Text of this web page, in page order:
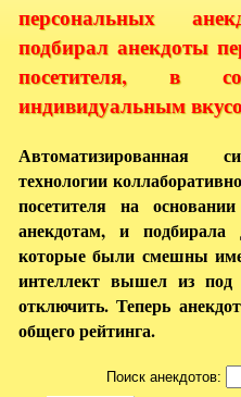
персональных
подбирал анекдоты
посетителя, в
индивидуальным
Автоматизированная
технологии
посетителя на
анекдотам, и
которые были смешны
интеллект вышел из
отключить. Теперь
общего рейтинга.
Поиск анекдотов: